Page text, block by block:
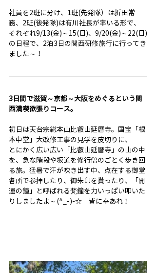
社員を2班に分け、1班(先発隊）は折田常
務、2班(後発隊)は有川社長が率いる形で、
それぞれ9/13(金)～15(日)、9/20(金)～22(日)
の日程で、2泊3日の関西研修旅行に行ってき
ました～！
3日間で滋賀～京都～大阪をめぐるという関
西満喫欲張りコース。
初日は天台宗総本山比叡山延暦寺。国宝「根
本中堂」大改修工事の見学を皮切りに、
とにかく広い広い「比叡山延暦寺」の山の中
を、急な階段や坂道を修行僧のごとく歩き回
る旅。猛暑で汗が吹き出す中、点在する御堂
各所で参拝したり、御朱印を貰ったり、「開
運の鐘」と呼ばれる梵鐘を力いっぱい叩いた
りしましたよ～(^_-)-☆　皆に幸あれ！